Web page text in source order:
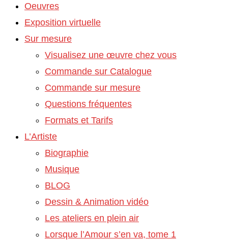
Oeuvres
Exposition virtuelle
Sur mesure
Visualisez une œuvre chez vous
Commande sur Catalogue
Commande sur mesure
Questions fréquentes
Formats et Tarifs
L’Artiste
Biographie
Musique
BLOG
Dessin & Animation vidéo
Les ateliers en plein air
Lorsque l’Amour s’en va, tome 1